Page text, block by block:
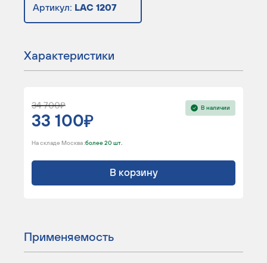
Артикул: LAC 1207
Характеристики
34 700
33 100
В наличии
На складе Москва :более 20 шт.
В корзину
Применяемость